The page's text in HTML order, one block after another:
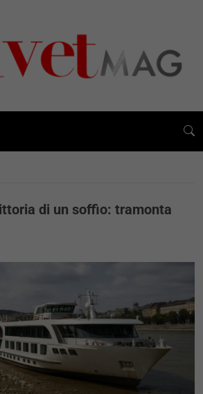
di un soffio: tramonta